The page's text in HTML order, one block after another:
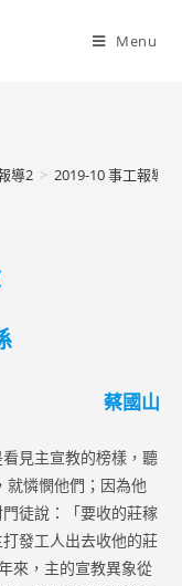
Menu
導2 > 2019-10 事工報導-2
蔡國山
見主宣教的榜樣，聽
就憐憫他們；因為他
徒說：「要收的莊稼
發工人出去收他的莊
來，主的宣教異象從